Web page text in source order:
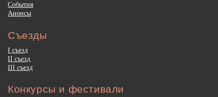
События
Анонсы
Съезды
I съезд
II съезд
III съезд
Конкурсы и фестивали